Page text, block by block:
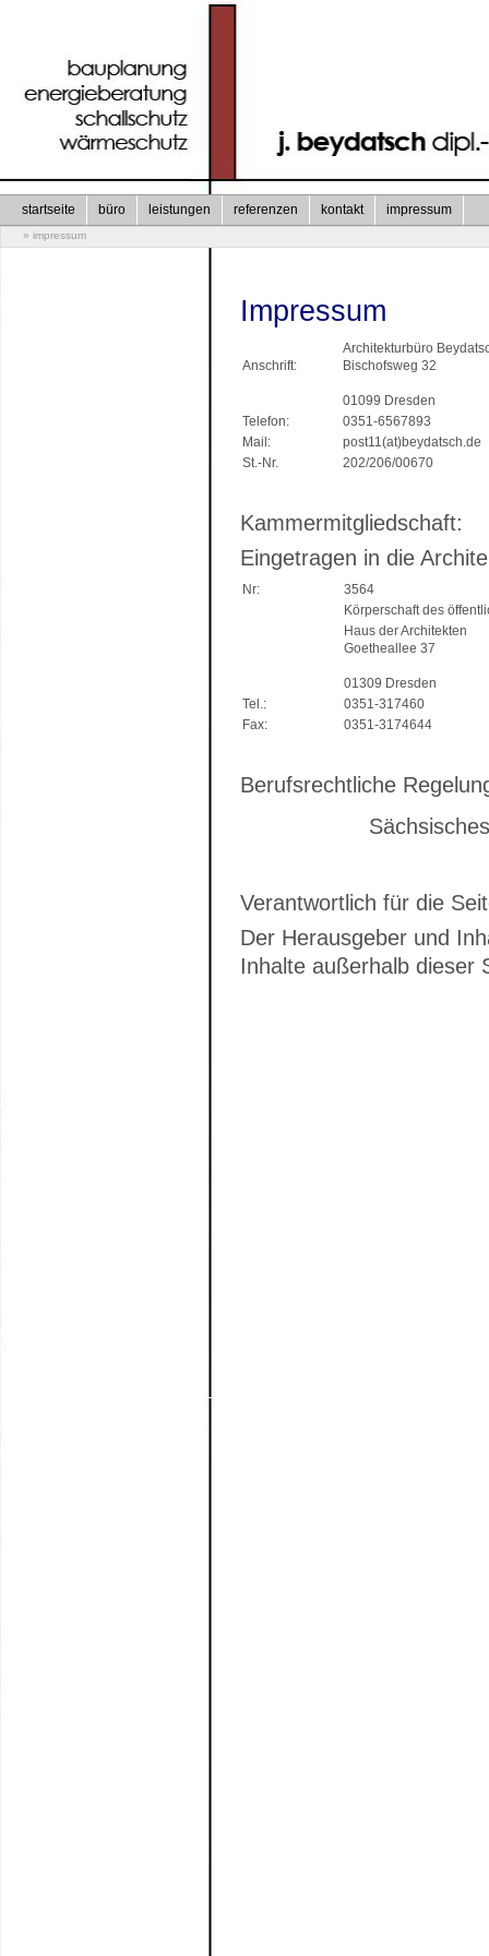
startseite büro leistungen referenzen kontakt impressum
» impressum
Impressum
Anschrift:
Architekturbüro
Bischofsweg 32
01099 Dresden
Telefon:
0351-6567893
Mail:
post11(at)beydatsch.de
St.-Nr.
202/206/00670
Kammermitgliedschaft:
Eingetragen in die
Nr:
3564
Körperschaft des
Haus der Architekten
Goetheallee 37
01309 Dresden
Tel.:
0351-317460
Fax:
0351-3174644
Berufsrechtliche
Sächsisches
Verantwortlich für die
Der Herausgeber und
Inhalte außerhalb dieser